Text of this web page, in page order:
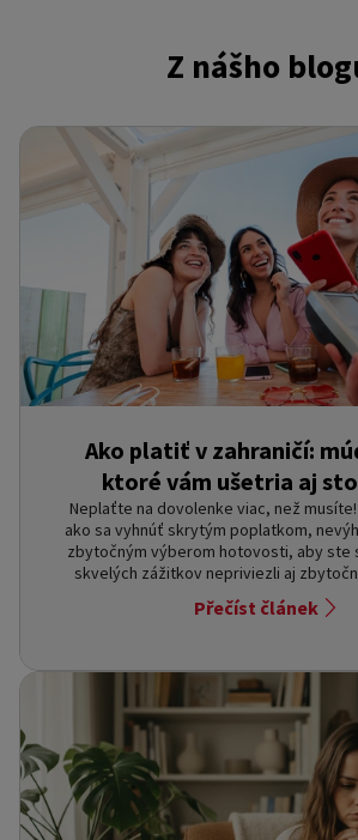
Z nášho
Ako platiť v zahraničí:
ktoré vám ušetria aj
Neplaťte na dovolenke viac, než
ako sa vyhnúť skrytým poplatkom,
zbytočným výberom hotovosti, aby ste
skvelých zážitkov nepriviezli aj
Přečíst článek